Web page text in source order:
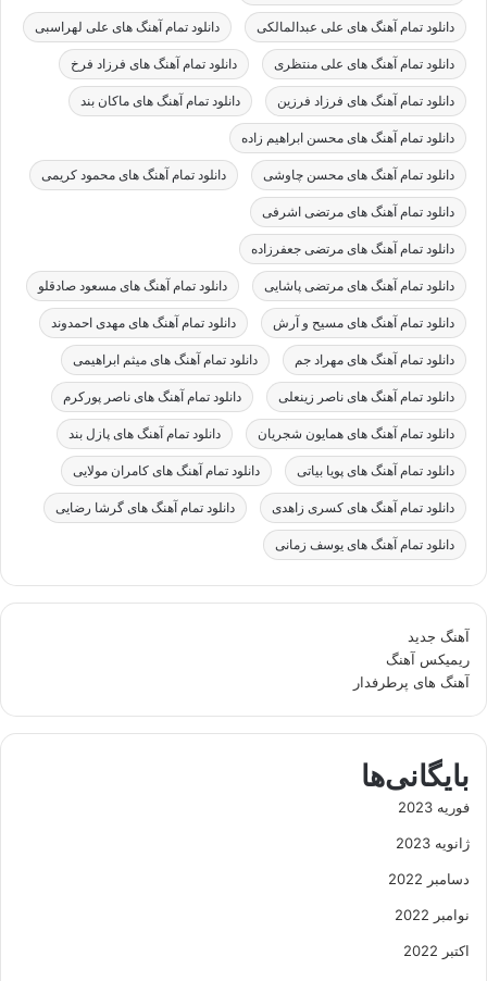
دانلود تمام آهنگ های علی عبدالمالکی دانلود تمام آهنگ های علی لهراسبی
دانلود تمام آهنگ های علی منتظری دانلود تمام آهنگ های فرزاد فرخ
دانلود تمام آهنگ های فرزاد فرزین دانلود تمام آهنگ های ماکان بند
دانلود تمام آهنگ های محسن ابراهیم زاده
دانلود تمام آهنگ های محسن چاوشی دانلود تمام آهنگ های محمود کریمی
دانلود تمام آهنگ های مرتضی اشرفی
دانلود تمام آهنگ های مرتضی جعفرزاده
دانلود تمام آهنگ های مرتضی پاشایی دانلود تمام آهنگ های مسعود صادقلو
دانلود تمام آهنگ های مسیح و آرش دانلود تمام آهنگ های مهدی احمدوند
دانلود تمام آهنگ های مهراد جم دانلود تمام آهنگ های میثم ابراهیمی
دانلود تمام آهنگ های ناصر زینعلی دانلود تمام آهنگ های ناصر پورکرم
دانلود تمام آهنگ های همایون شجریان دانلود تمام آهنگ های پازل بند
دانلود تمام آهنگ های پویا بیاتی دانلود تمام آهنگ های کامران مولایی
دانلود تمام آهنگ های کسری زاهدی دانلود تمام آهنگ های گرشا رضایی
دانلود تمام آهنگ های یوسف زمانی
آهنگ جدید
ریمیکس آهنگ
آهنگ های پرطرفدار
بایگانی‌ها
فوریه 2023
ژانویه 2023
دسامبر 2022
نوامبر 2022
اکتبر 2022